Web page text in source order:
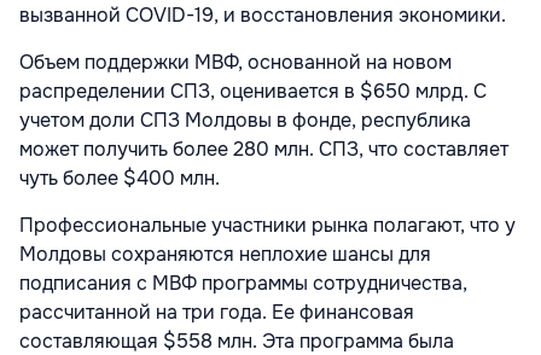
вызванной COVID-19, и восстановления экономики.
Объем поддержки МВФ, основанной на новом
распределении СПЗ, оценивается в $650 млрд. С
учетом доли СПЗ Молдовы в фонде, республика
может получить более 280 млн. СПЗ, что составляет
чуть более $400 млн.
Профессиональные участники рынка полагают, что у
Молдовы сохраняются неплохие шансы для
подписания с МВФ программы сотрудничества,
рассчитанной на три года. Ее финансовая
составляющая $558 млн. Эта программа была